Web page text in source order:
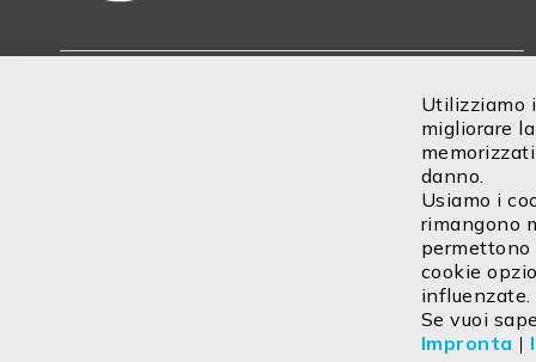
Utilizziamo
migliorare
danno.
Usiamo i
rimangono
permettono
cookie
influenzate.
Se vuoi
Impronta |